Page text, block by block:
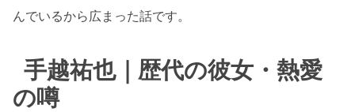
んでいるから広まった話です。
手越祐也｜歴代の彼女・熱愛
の噂